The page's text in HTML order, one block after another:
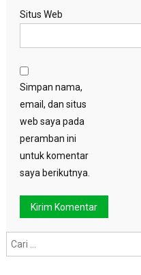
Situs Web
Simpan nama,
email, dan situs
web saya pada
peramban ini
untuk komentar
saya berikutnya.